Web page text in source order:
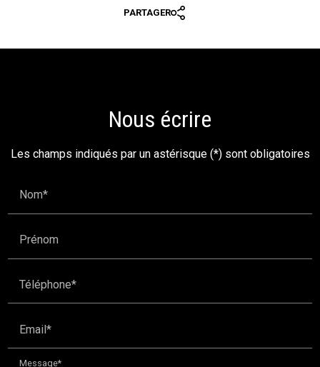
PARTAGER
Nous écrire
Les champs indiqués par un astérisque (*) sont obligatoires
Nom*
Prénom
Téléphone*
Email*
Message*